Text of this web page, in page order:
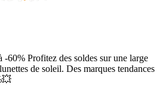
60% Profitez des soldes sur une large
de soleil. Des marques tendances